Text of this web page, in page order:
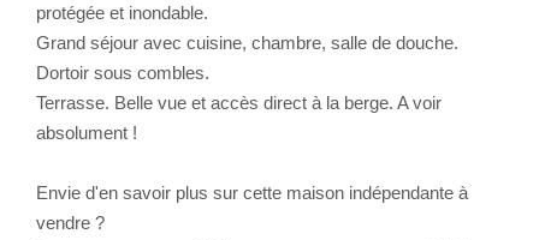
protégée et inondable.
Grand séjour avec cuisine, chambre, salle de douche.
Dortoir sous combles.
Terrasse. Belle vue et accès direct à la berge. A voir
absolument !
Envie d'en savoir plus sur cette maison indépendante à
vendre ?